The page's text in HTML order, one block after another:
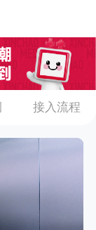
接入流程